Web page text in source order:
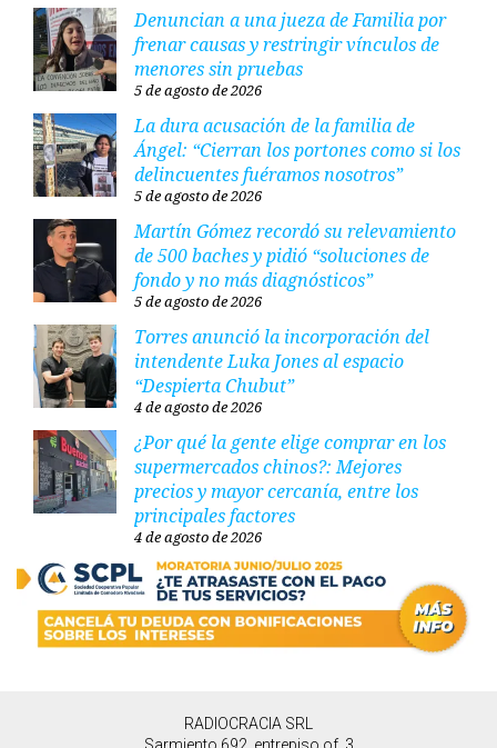
Denuncian a una jueza de Familia por
frenar causas y restringir vínculos de
menores sin pruebas
5 de agosto de 2026
La dura acusación de la familia de
Ángel: “Cierran los portones como si los
delincuentes fuéramos nosotros”
5 de agosto de 2026
Martín Gómez recordó su relevamiento
de 500 baches y pidió “soluciones de
fondo y no más diagnósticos”
5 de agosto de 2026
Torres anunció la incorporación del
intendente Luka Jones al espacio
“Despierta Chubut”
4 de agosto de 2026
¿Por qué la gente elige comprar en los
supermercados chinos?: Mejores
precios y mayor cercanía, entre los
principales factores
4 de agosto de 2026
RADIOCRACIA SRL